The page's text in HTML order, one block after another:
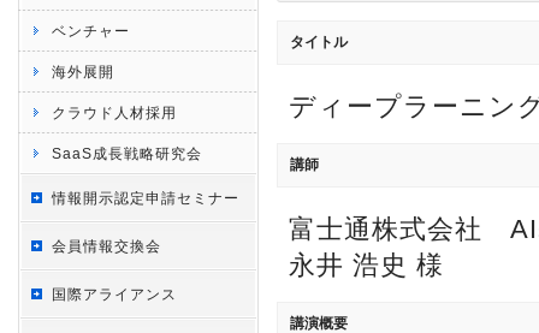
ベンチャー
海外展開
クラウド人材採用
SaaS成長戦略研究会
情報開示認定申請セミナー
会員情報交換会
国際アライアンス
タイトル
ディープラーニン
講師
富士通株式会社
永井 浩史 様
講演概要